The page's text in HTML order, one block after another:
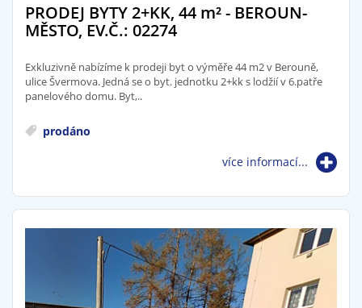
PRODEJ BYTY 2+KK, 44 m²- BEROUN-
MĚSTO, EV.Č.: 02274
Exkluzivně nabízíme k prodeji byt o výměře 44 m2 v Berouně,
ulice Švermova. Jedná se o byt. jednotku 2+kk s lodžií v 6.patře
panelového domu. Byt,..
prodáno
více informací...